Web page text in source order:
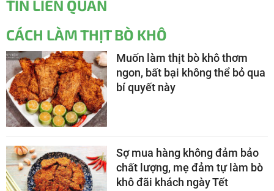
TIN LIÊN QUAN
CÁCH LÀM THỊT BÒ KHÔ
Muốn làm thịt bò khô thơm
ngon, bất bại không thể bỏ qua
bí quyết này
Sợ mua hàng không đảm bảo
chất lượng, mẹ đảm tự làm bò
khô đãi khách ngày Tết